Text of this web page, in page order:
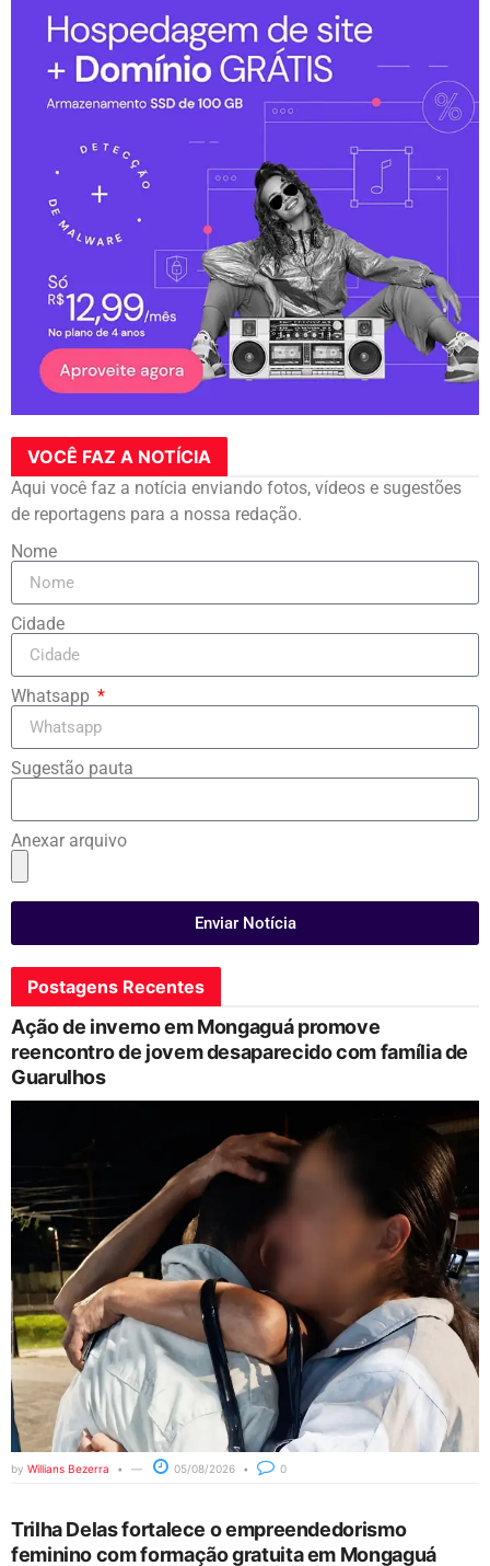
VOCÊ FAZ A NOTÍCIA
Aqui você faz a notícia enviando fotos, vídeos e sugestões
de reportagens para a nossa redação.
Nome
Cidade
Whatsapp
Sugestão pauta
Anexar arquivo
Enviar Notícia
Postagens Recentes
Ação de inverno em Mongaguá promove
reencontro de jovem desaparecido com família de
Guarulhos
by Willians Bezerra 05/08/2026 0
Trilha Delas fortalece o empreendedorismo
feminino com formação gratuita em Mongaguá